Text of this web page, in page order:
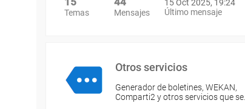
Temas Mensajes
15 Oct 2025, 19:24
Último mensaje
Otros servicios
Generador de boletines, WEKAN,
Comparti2 y otros servicios que se…